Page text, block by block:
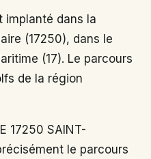
implanté dans la
(17250), dans le
(17). Le parcours
de la région
17250 SAINT-
le parcours